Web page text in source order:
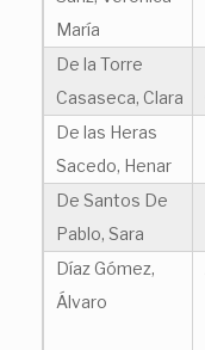
María
De la Torre
Casaseca, Clara
De las Heras
Sacedo, Henar
De Santos De
Pablo, Sara
Díaz Gómez,
Álvaro